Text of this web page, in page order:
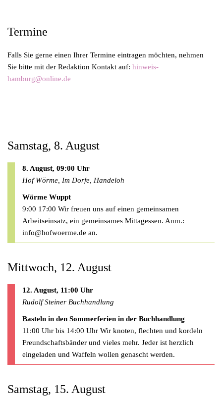
Termine
Falls Sie gerne einen Ihrer Termine eintragen möchten, nehmen
Sie bitte mit der Redaktion Kontakt auf: hinweis-
hamburg@online.de
Samstag, 8. August
8. August, 09:00 Uhr
Hof Wörme, Im Dorfe, Handeloh
Wörme Wuppt
9:00 17:00 Wir freuen uns auf einen gemeinsamen
Arbeitseinsatz, ein gemeinsames Mittagessen. Anm.:
info@hofwoerme.de an.
Mittwoch, 12. August
12. August, 11:00 Uhr
Rudolf Steiner Buchhandlung
Basteln in den Sommerferien in der Buchhandlung
11:00 Uhr bis 14:00 Uhr Wir knoten, flechten und kordeln
Freundschaftsbänder und vieles mehr. Jeder ist herzlich
eingeladen und Waffeln wollen genascht werden.
Samstag, 15. August